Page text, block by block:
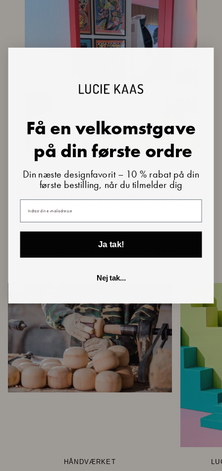
Du vil måske også synes om
HÅNDVÆRKET
Få en velkomstgave
på din første ordre
Din næste designfavorit – 10 % rabat på din
første bestilling, når du tilmelder dig
Din e-mail
Ja tak!
Nej tak...